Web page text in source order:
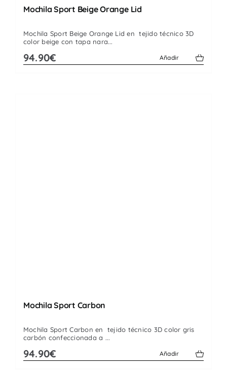
Mochila Sport Beige Orange Lid
Mochila Sport Beige Orange Lid en tejido técnico 3D
color beige con tapa nara...
94.90€ Añadir
Mochila Sport Carbon
Mochila Sport Carbon en tejido técnico 3D color gris
carbón confeccionada a ...
94.90€ Añadir